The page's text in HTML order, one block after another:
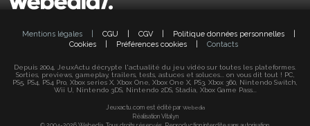
Mentions légales CGU CGV Politique données personnelles
Cookies
Préférences cookies Contacts
Depuis 2004, JeuxActu décrypte l'actualité du jeu vidéo sur toutes les plateformes.
Sorties, previews, gameplay, trailers, tests, astuces et soluces... on vous dit tout ! PC,
PS5, PS4, PS4 Pro, Xbox series X, Xbox One, Xbox One X, PS3, Xbox 360, Nintendo Switch,
Wii U, Nintendo 3DS, Nintendo 2DS, Stadia, Xbox Game Pass...
Jeuxactu.com est édité par Webedia
Réalisation Vitalyn